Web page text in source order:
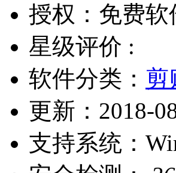
授权： 免费软
星级评价 :
软件分类： 剪
更新： 2018-
支持系统：